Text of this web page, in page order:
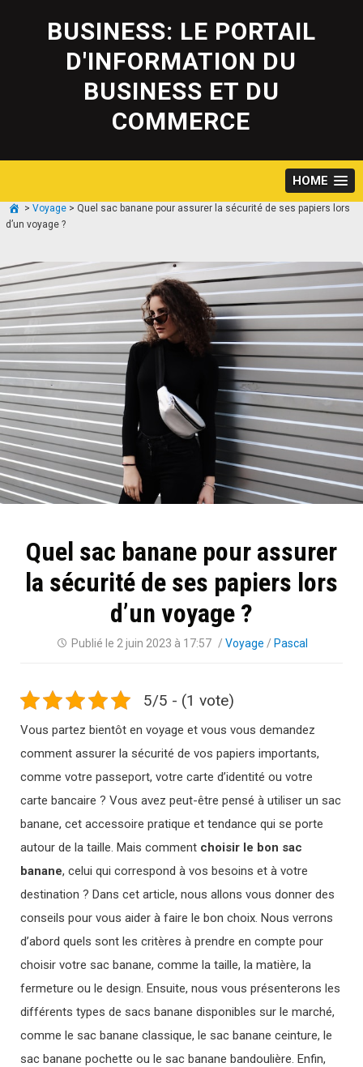
content
BUSINESS: LE PORTAIL
D'INFORMATION DU
BUSINESS ET DU
COMMERCE
HOME
> Voyage > Quel sac banane pour assurer la sécurité de ses papiers lors
d’un voyage ?
Quel sac banane pour assurer
la sécurité de ses papiers lors
d’un voyage ?
Publié le 2 juin 2023 à 17:57 / Voyage / Pascal
5/5 - (1 vote)
Vous partez bientôt en voyage et vous vous demandez
comment assurer la sécurité de vos papiers importants,
comme votre passeport, votre carte d’identité ou votre
carte bancaire ? Vous avez peut-être pensé à utiliser un sac
banane, cet accessoire pratique et tendance qui se porte
autour de la taille. Mais comment choisir le bon sac
banane, celui qui correspond à vos besoins et à votre
destination ? Dans cet article, nous allons vous donner des
conseils pour vous aider à faire le bon choix. Nous verrons
d’abord quels sont les critères à prendre en compte pour
choisir votre sac banane, comme la taille, la matière, la
fermeture ou le design. Ensuite, nous vous présenterons les
différents types de sacs banane disponibles sur le marché,
comme le sac banane classique, le sac banane ceinture, le
sac banane pochette ou le sac banane bandoulière. Enfin,